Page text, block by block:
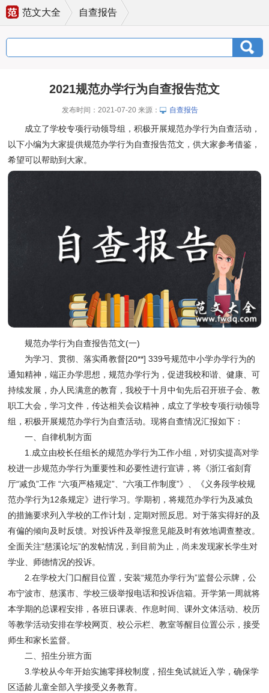
范文大全 自查报告
2021规范办学行为自查报告范文
发布时间：2021-07-20 来源： 自查报告
成立了学校专项行动领导组，积极开展规范办学行为自查活动，
以下小编为大家提供规范办学行为自查报告范文，供大家参考借鉴，
希望可以帮助到大家。
规范办学行为自查报告范文(一)
为学习、贯彻、落实甬教督[20**] 339号规范中小学办学行为的
通知精神，端正办学思想，规范办学行为，促进我校和谐、健康、可
持续发展，办人民满意的教育，我校于十月中旬先后召开班子会、教
职工大会，学习文件，传达相关会议精神，成立了学校专项行动领导
组，积极开展规范办学行为自查活动。现将自查情况汇报如下：
一、自律机制方面
1.成立由校长任组长的规范办学行为工作小组，对切实提高对学
校进一步规范办学行为重要性和必要性进行宣讲，将《浙江省刻育
厅“减负”工作 “六项严格规定”、“六项工作制度”》、《义务段学校规
范办学行为12条规定》进行学习。学期初，将规范办学行为及减负
的措施要求列入学校的工作计划，定期对照反思。对于落实得好的及
有偏的倾向及时反馈。对投诉件及举报意见能及时有效地调查整改。
全面关注“慈溪论坛”的发帖情况，到目前为止，尚未发现家长学生对
学业、师德情况的投诉。
2.在学校大门口醒目位置，安装“规范办学行为”监督公示牌，公
布宁波市、慈溪市、学校三级举报电话和投诉信箱。开学第一周就将
本学期的总课程安排，各班日课表、作息时间、课外文体活动、校历
等教学活动安排在学校网页、校公示栏、教室等醒目位置公示，接受
师生和家长监督。
二、招生分班方面
3.学校从今年开始实施零择校制度，招生免试就近入学，确保学
区适龄儿童全部入学接受义务教育。